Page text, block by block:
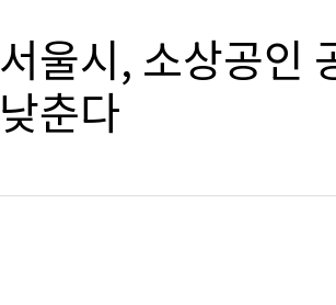
서울시, 소상공인
낮춘다